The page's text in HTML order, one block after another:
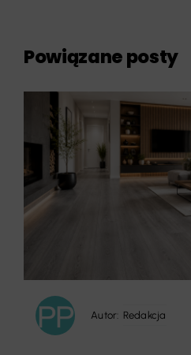
Powiązane posty
Autor: Redakcja